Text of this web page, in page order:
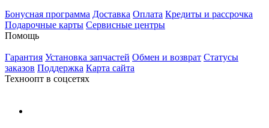
Бонусная программа Доставка Оплата Кредиты и рассрочка
Подарочные карты Сервисные центры
Помощь
Гарантия Установка запчастей Обмен и возврат Статусы
заказов Поддержка Карта сайта
Техноопт в соцсетях